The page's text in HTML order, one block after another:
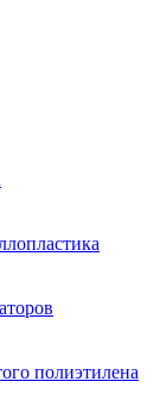
полиэтилена